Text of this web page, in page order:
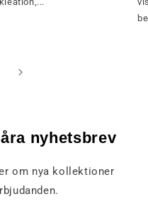
nyhetsbrev
om nya kollektioner